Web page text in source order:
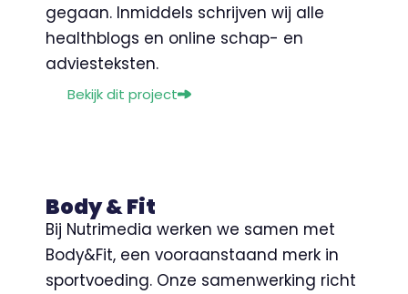
gegaan. Inmiddels schrijven wij alle
healthblogs en online schap- en
adviesteksten.
Bekijk dit project
Body & Fit
Bij Nutrimedia werken we samen met
Body&Fit, een vooraanstaand merk in
sportvoeding. Onze samenwerking richt